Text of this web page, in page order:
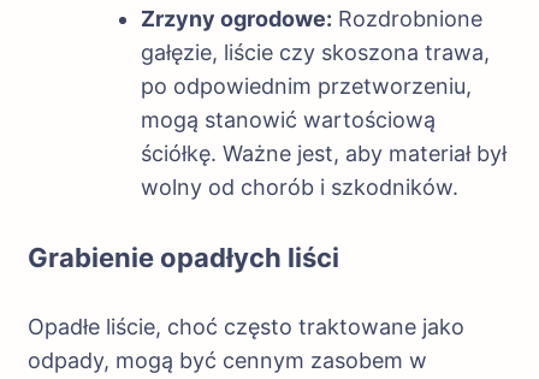
Zrzyny ogrodowe: Rozdrobnione
gałęzie, liście czy skoszona trawa,
po odpowiednim przetworzeniu,
mogą stanowić wartościową
ściółkę. Ważne jest, aby materiał był
wolny od chorób i szkodników.
Grabienie opadłych liści
Opadłe liście, choć często traktowane jako
odpady, mogą być cennym zasobem w